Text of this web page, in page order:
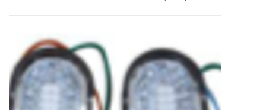
Accessoires
Blog